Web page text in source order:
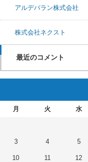
アルデバラン株式会社
株式会社ネクスト
最近のコメント
月 火 水
3 4 5
10 11 12